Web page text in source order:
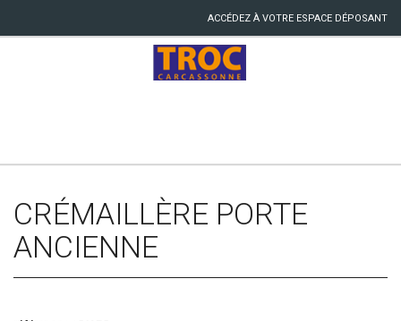
ACCÉDEZ À VOTRE ESPACE DÉPOSANT
CRÉMAILLÈRE PORTE
ANCIENNE